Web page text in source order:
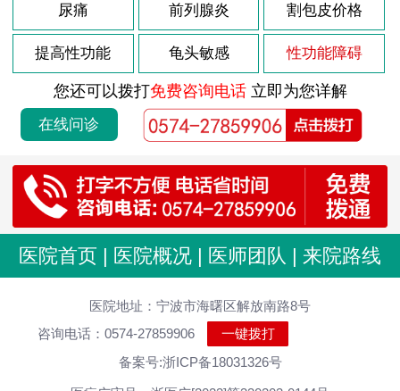
尿痛 前列腺炎 割包皮价格
提高性功能 龟头敏感 性功能障碍
您还可以拨打免费咨询电话立即为您详解
在线问诊
医院首页 | 医院概况 | 医师团队 | 来院路线
医院地址：宁波市海曙区解放南路8号
咨询电话：0574-27859906
一键拨打
备案号:浙ICP备18031326号